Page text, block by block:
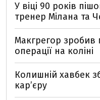
У віці 90 років
тренер Мілана та
Макгрегор зробив
операції на коліні
Колишній хавбек
кар’єру